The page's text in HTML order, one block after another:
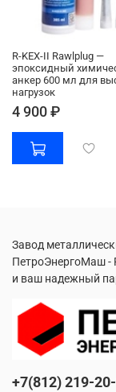
R-KEX-II Rawlplug —
эпоксидный
анкер 600 мл для
нагрузок
4 900 ₽
+7(812) 219-
Завод
ПетроЭнергоМаш -
и ваш надежный